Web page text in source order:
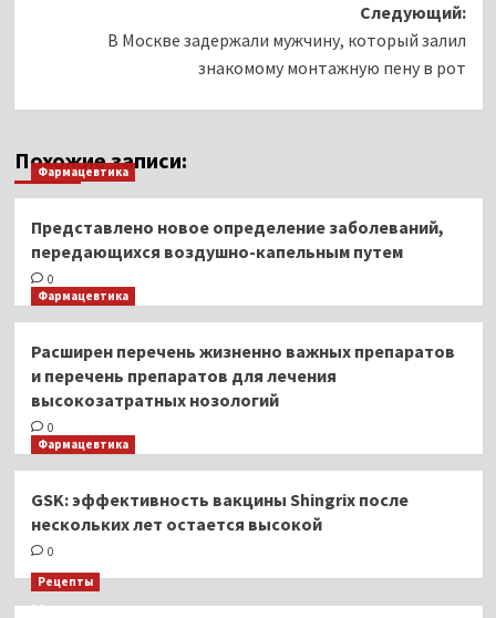
Следующий:
В Москве задержали мужчину, который залил
знакомому монтажную пену в рот
Похожие записи:
Фармацевтика
Представлено новое определение заболеваний,
передающихся воздушно-капельным путем
0
Фармацевтика
Расширен перечень жизненно важных препаратов
и перечень препаратов для лечения
высокозатратных нозологий
0
Фармацевтика
GSK: эффективность вакцины Shingrix после
нескольких лет остается высокой
0
Рецепты
Миллионы японцев восстают против